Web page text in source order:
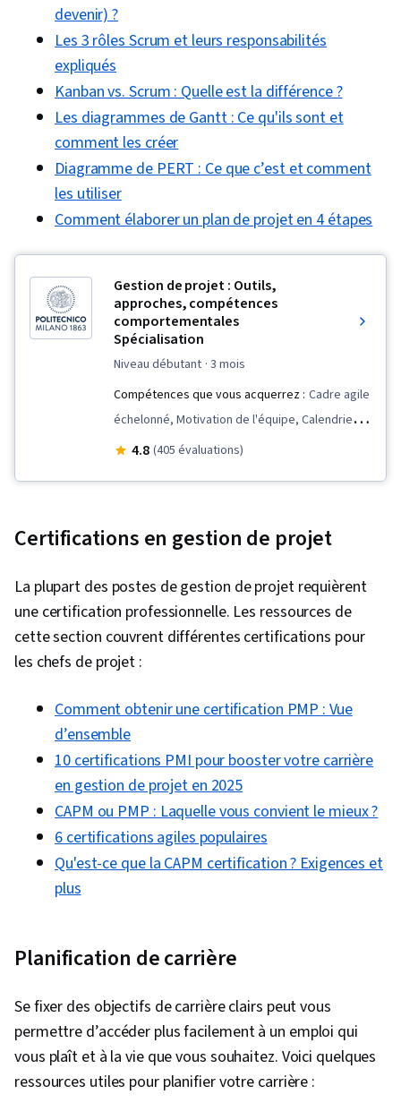
Documentation du projet, Budgétisation,
Estimation du projet, Marchés publics,
Atténuation des risques, Planification de la
communication, Gestion du budget, Gestion
des documents, Gestion des coûts, Cadre de
gestion des risques, Calendriers des projets,
Estimation, Estimation des coûts, Analyse des
parties prenantes, Fixation des objectifs,
Objectifs intelligents, Cadres de
prenantes, Gestion des ressources, Analyse
coûts-avantages, Engagement des parties
prenantes, Facilitation de réunions, L'activation
de l'IA, Facilitation de la discussion, Structure
organisationnelle, Gestion des programmes
devenir) ?
Les 3 rôles Scrum et leurs responsabilités
expliqués
Kanban vs. Scrum : Quelle est la différence ?
Les diagrammes de Gantt : Ce qu'ils sont et
comment les créer
Diagramme de PERT : Ce que c’est et comment
les utiliser
Comment élaborer un plan de projet en 4 étapes
Gestion de projet : Outils,
approches, compétences
comportementales
Spécialisation
niveau débutant · 3 mois
Compétences que vous acquerrez : Cadre agile
échelonné, Motivation de l'équipe, Calendrier,
Développement logiciel agile, Gestion de projet
Méthodologie agile, Gestion des processus,
travail, Mise en œuvre du projet, Planification,
Renforcement de l'esprit d'équipe, Planification
du sprint, Esprit d'équipe, Solutions pour les
entreprises, Gestion du personnel, Gestion de
Performance du projet, Estimation du projet,
Gestion des coûts, Atténuation des risques,
Comptabilité des projets, Mesure de la
performance, Gestion de projet, Gestion des
risques liés aux projets, Contrôle des coûts,
Contrôle des projets, Cycle de vie de la gestion
de projet, Analyse des risques, Gestion
Gestion d'équipe, Rétrospectives de sprint,
organisationnel, Fiabilité, Travail d'équipe,
Transformation de la culture, Gestion de la
performance des équipes, L'innovation,
Collaboration interfonctionnelle,
4.8 (405 évaluations)
Certifications en gestion de projet
La plupart des postes de gestion de projet requièrent
une certification professionnelle. Les ressources de
cette section couvrent différentes certifications pour
les chefs de projet :
Comment obtenir une certification PMP : Vue
d’ensemble
10 certifications PMI pour booster votre carrière
en gestion de projet en 2025
CAPM ou PMP : Laquelle vous convient le mieux ?
6 certifications agiles populaires
Qu'est-ce que la CAPM certification ? Exigences et
plus
Planification de carrière
Se fixer des objectifs de carrière clairs peut vous
permettre d’accéder plus facilement à un emploi qui
vous plaît et à la vie que vous souhaitez. Voici quelques
ressources utiles pour planifier votre carrière :